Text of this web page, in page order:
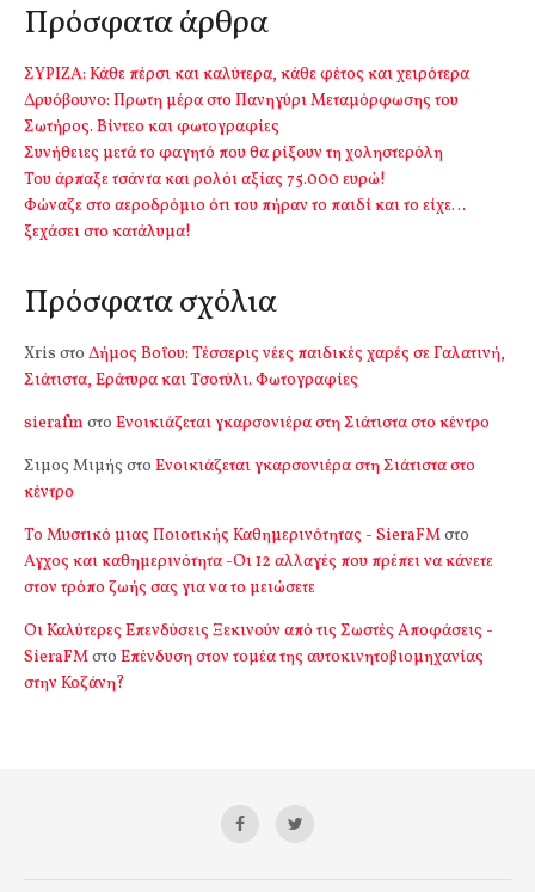
Πρόσφατα άρθρα
ΣΥΡΙΖΑ: Κάθε πέρσι και καλύτερα, κάθε φέτος και χειρότερα
Δρυόβουνο: Πρωτη μέρα στο Πανηγύρι Μεταμόρφωσης του
Σωτήρος. Βίντεο και φωτογραφίες
Συνήθειες μετά το φαγητό που θα ρίξουν τη χοληστερόλη
Του άρπαξε τσάντα και ρολόι αξίας 75.000 ευρώ!
Φώναζε στο αεροδρόμιο ότι του πήραν το παιδί και το είχε…
ξεχάσει στο κατάλυμα!
Πρόσφατα σχόλια
Xris στο Δήμος Βοΐου: Τέσσερις νέες παιδικές χαρές σε Γαλατινή,
Σιάτιστα, Εράτυρα και Τσοτύλι. Φωτογραφίες
sierafm στο Ενοικιάζεται γκαρσονιέρα στη Σιάτιστα στο κέντρο
Σιμος Μιμής στο Ενοικιάζεται γκαρσονιέρα στη Σιάτιστα στο
κέντρο
Το Μυστικό μιας Ποιοτικής Καθημερινότητας - SieraFMστο
Αγχος και καθημερινότητα -Οι 12 αλλαγές που πρέπει να κάνετε
στον τρόπο ζωής σας για να το μειώσετε
Οι Καλύτερες Επενδύσεις Ξεκινούν από τις Σωστές Αποφάσεις -
SieraFMστο Επένδυση στον τομέα της αυτοκινητοβιομηχανίας
στην Κοζάνη?